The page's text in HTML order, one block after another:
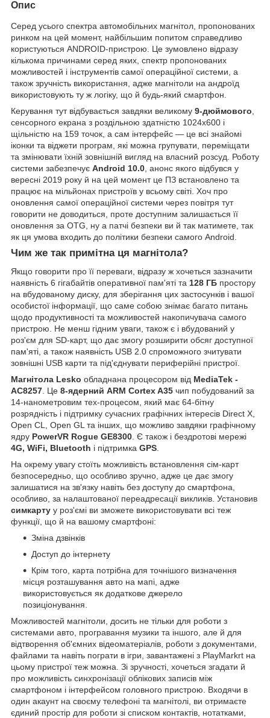
Опис
Серед усього спектра автомобільних магнітол, пропонованих
ринком на цей момент, найбільшим попитом справедливо
користуються ANDROID-пристрою. Це зумовлено відразу
кількома причинами серед яких, спектр пропонованих
можливостей і інструментів самої операційної системи, а
також зручність використання, адже магнітоли на андроїд
використовують ту ж логіку, що й будь-який смартфон.
Керування тут відбувається завдяки великому 9-дюймового
сенсорного екрана з роздільною здатністю 1024х600 і
щільністю на 159 точок, а сам інтерфейс — це всі знайомі
іконки та віджети програм, які можна групувати, переміщати
та змінювати їхній зовнішній вигляд на власний розсуд. Роботу
системи забезпечує Android 10.0 , анонс якого відбувся у
вересні 2019 року й на цей момент це ПЗ встановлено та
працює на мільйонах пристроїв у всьому світі. Хоч про
оновлення самої операційної системи через повітря тут
говорити не доводиться, проте доступним залишається її
оновлення за OTG, ну а патчі безпеки ви й так матимете, так
як ця умова входить до політики безпеки самого Android.
Чим же так примітна ця магнітола?
Якщо говорити про її переваги, відразу ж хочеться зазначити
наявність 6 гігабайтів оперативної пам'яті та 128 ГБ простору
на вбудованому диску, для зберігання цих застосунків і вашої
особистої інформації, що саме собою знімає багато питань
щодо продуктивності та можливостей накопичувача самого
пристрою. Не менш гідним уваги, також є і вбудований у
роз'єм для SD-карт, що дає змогу розширити обсяг доступної
пам'яті, а також наявність USB 2.0 спроможного зчитувати
зовнішні USB карти та під'єднувати периферійні пристрої.
Магнітола Lesko обладнана процесором від MediaTek -
AC8257 . Це 8-ядерний ARM Cortex A35 чип побудований за
14-нанометровим тех-процесом, який має 64-бітну
розрядність і підтримку сучасних графічних інтересів Direct X,
Open CL, Open GL та інших, що можливо завдяки графічному
ядру PowerVR Rogue GE8300 . Є також і бездротові мережі
4G, WiFi, Bluetooth і підтримка GPS
На окрему увагу стоїть можливість встановлення сім-карт
безпосередньо, що особливо зручно, адже це дає змогу
залишатися на зв'язку навіть без доступу до смартфона,
особливо, за налаштованої переадресації викликів. Установив
симкарту у роз'ємі ви зможете використовувати всі теж
функції, що й на вашому смартфоні:
Зміна дзвінків
Доступ до інтернету
Крім того, карта потрібна для точнішого визначення
місця розташування авто на мапі, адже
використовується як додаткове джерело
позиціонування.
Можливостей магнітоли, досить не тільки для роботи з
системами авто, програвання музики та іншого, але й для
відтворення об'ємних відеоматеріалів, роботи з документами,
файлами та навіть пограти в ігри, завантажені з PlayMarkrt на
цьому пристрої теж можна. Зі зручності, хочеться згадати й
про можливість синхронізації облікових записів між
смартфоном і інтерфейсом головного пристрою. Входячи в
один акаунт на своєму телефоні та магнітолі, ви отримаєте
єдиний простір для роботи зі списком контактів, нотатками,